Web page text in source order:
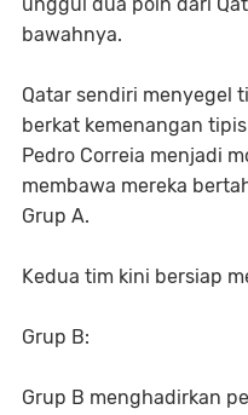
unggul dua poin dari
bawahnya.
Qatar sendiri menyegel
berkat kemenangan
Pedro Correia menjadi
membawa mereka
Grup A.
Kedua tim kini bersiap
Grup B:
Grup B menghadirkan